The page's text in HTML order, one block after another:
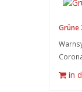
Grüne
in